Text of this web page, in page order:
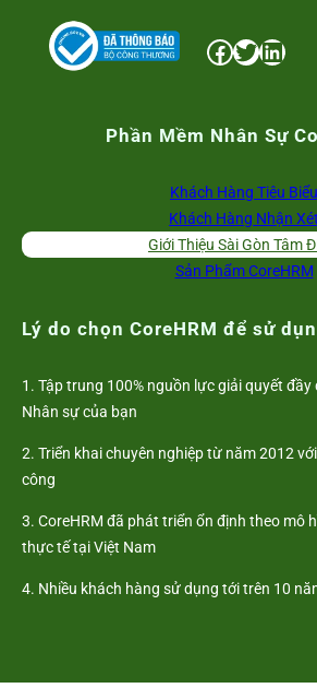
Facebook Twitter LinkedIn
Phần Mềm Nhân Sự
Khách Hàng Tiêu Biểu
Khách Hàng Nhận Xét
Giới Thiệu Sài Gòn Tâm
Sản Phẩm CoreHRM
Lý do chọn CoreHRM để sử
1. Tập trung 100% nguồn lực giải quyết đầy
Nhân sự của bạn
2. Triển khai chuyên nghiệp từ năm 2012
công
3. CoreHRM đã phát triển ổn định theo mô
thực tế tại Việt Nam
4. Nhiều khách hàng sử dụng tới trên 10